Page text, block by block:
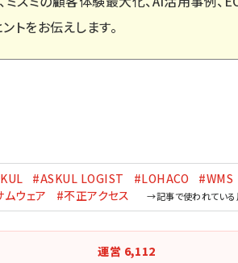
トをお伝えします。
#ASKUL LOGIST #LOHACO #WMS
ムウェア
#不正アクセス
運営 6,112